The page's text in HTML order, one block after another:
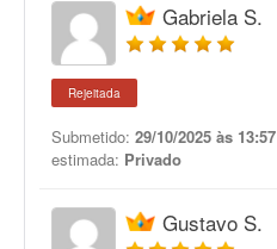
Gabriela S.
Rejeitada
Submetido: 29/10/2025 às 13:57
estimada: Privado
Gustavo S.